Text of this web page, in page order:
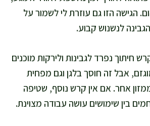
הגישה הזו גם עוזרת לי לשמור על
לנשנוש קבוע.
חיתוך נפרד לגבינות ולירקות מוכנים
אבל זה חוסך בלגן וגם מפחית
אחר. אם אין קרש נוסף, שטיפה
בין שימושים עושה עבודה מצוינת.